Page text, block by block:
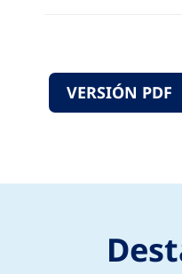
VERSIÓN PDF